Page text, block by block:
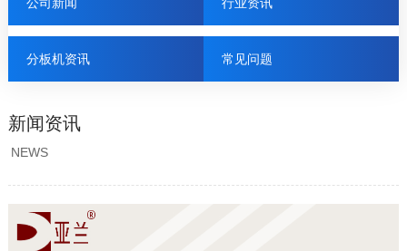
分板机资讯 常见问题
新闻资讯
NEWS